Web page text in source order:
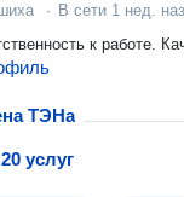
· В сети 1 нед.
к работе.
ТЭНа
услуг